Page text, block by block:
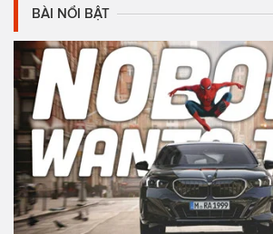
BÀI NỔI BẬT